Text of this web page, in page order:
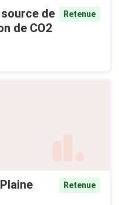
de
de CO2
Retenue
Retenue